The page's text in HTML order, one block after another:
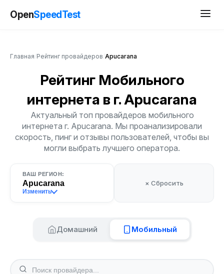
OpenSpeedTest
Главная Рейтинг провайдеров Apucarana
Рейтинг Мобильного
интернета в г. Apucarana
Актуальный топ провайдеров мобильного
интернета г. Apucarana. Мы проанализировали
скорость, пинг и отзывы пользователей, чтобы вы
могли выбрать лучшего оператора.
ВАШ РЕГИОН:
Apucarana
Изменить
× Сбросить
Домашний Мобильный